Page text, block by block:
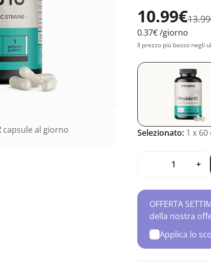
capsule al giorno
10.99€
0.37€/giorno
Il prezzo più basso negli
Selezionato: 1 x 60
+
OFFERTA
della nostra
Applica lo